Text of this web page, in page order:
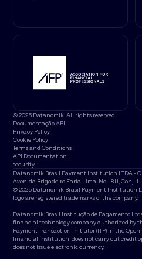
© 2025 Datanomik. All rights reserved.
Documentação API
Privacy Policy
Cookie Policy
Terms and Conditions
API Documentation
security
Datanomik Brasil Payment Institution LTDA -
Avenida Brigadeiro Faria Lima, No. 1811, Conj.
© 2025 Datanomik Brasil Payment Institution
logo are registered trademarks of the company.
Datanomik Brasil Institução de Pagamento
financial technology company authorized by
Payment Transaction Initiator (ITP) in the
financial institution, does not carry out credit
does not issue electronic currency.